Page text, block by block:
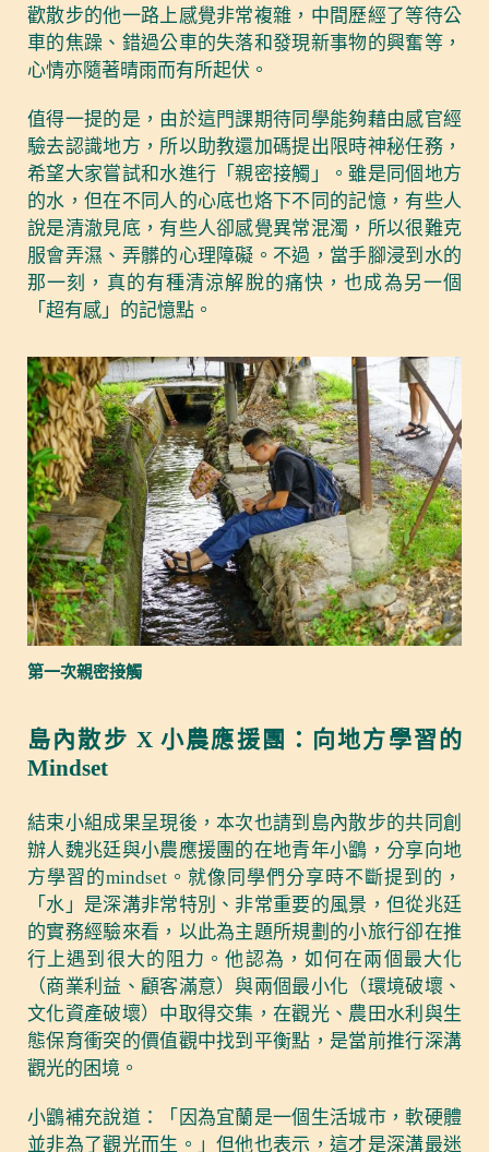
歡散步的他一路上感覺非常複雜，中間歷經了等待公
車的焦躁、錯過公車的失落和發現新事物的興奮等，
心情亦隨著晴雨而有所起伏。
值得一提的是，由於這門課期待同學能夠藉由感官經
驗去認識地方，所以助教還加碼提出限時神秘任務，
希望大家嘗試和水進行「親密接觸」。雖是同個地方
的水，但在不同人的心底也烙下不同的記憶，有些人
說是清澈見底，有些人卻感覺異常混濁，所以很難克
服會弄濕、弄髒的心理障礙。不過，當手腳浸到水的
那一刻，真的有種清涼解脫的痛快，也成為另一個
「超有感」的記憶點。
第一次親密接觸
島內散步 X 小農應援團：向地方學習的
Mindset
結束小組成果呈現後，本次也請到島內散步的共同創
辦人魏兆廷與小農應援團的在地青年小鶹，分享向地
方學習的mindset。就像同學們分享時不斷提到的，
「水」是深溝非常特別、非常重要的風景，但從兆廷
的實務經驗來看，以此為主題所規劃的小旅行卻在推
行上遇到很大的阻力。他認為，如何在兩個最大化
（商業利益、顧客滿意）與兩個最小化（環境破壞、
文化資產破壞）中取得交集，在觀光、農田水利與生
態保育衝突的價值觀中找到平衡點，是當前推行深溝
觀光的困境。
小鶹補充說道：「因為宜蘭是一個生活城市，軟硬體
並非為了觀光而生。」但他也表示，這才是深溝最迷